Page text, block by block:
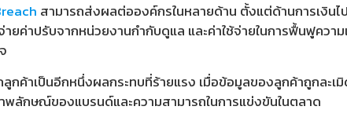
สามารถส่งผลต่อองค์กรในหลายด้าน ตั้งแต่ด้านการเงิ
ยค่าปรับจากหน่วยงานกำกับดูแล และค่าใช้จ่ายในการฟื้นฟูคว
กค้าเป็นอีกหนึ่งผลกระทบที่ร้ายแรง เมื่อข้อมูลของลูกค้าถูกละเ
ลักษณ์ของแบรนด์และความสามารถในการแข่งขันในตลาด